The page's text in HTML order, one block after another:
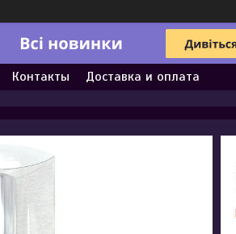
Контакты Доставка и оплата